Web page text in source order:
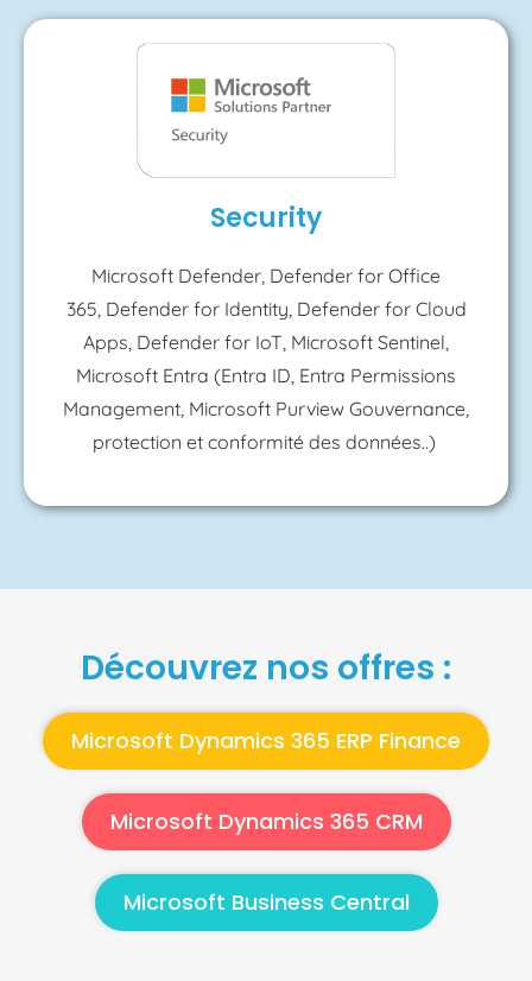
Security
Microsoft Defender, Defender for Office
365, Defender for Identity, Defender for Cloud
Apps, Defender for IoT, Microsoft Sentinel,
Microsoft Entra (Entra ID, Entra Permissions
Management, Microsoft Purview Gouvernance,
protection et conformité des données..)
Découvrez nos offres :
Microsoft Dynamics 365 ERP Finance​
Microsoft Dynamics 365 CRM​
Microsoft Business Central​